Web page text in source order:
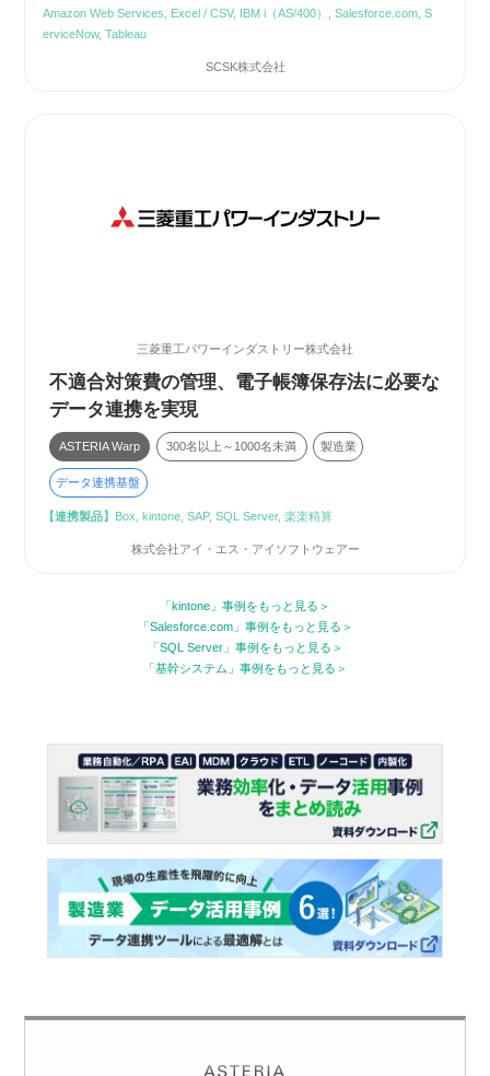
Amazon Web Services, Excel / CSV, IBM i（AS/400）, Salesforce.com, S
erviceNow, Tableau
SCSK株式会社
三菱重工パワーインダストリー株式会社
不適合対策費の管理、電子帳簿保存法に必要な
データ連携を実現
ASTERIA Warp 300名以上～1000名未満 製造業
データ連携基盤
【連携製品】 Box, kintone, SAP, SQL Server, 楽楽精算
株式会社アイ・エス・アイソフトウェアー
「kintone」事例をもっと見る
「Salesforce.com」事例をもっと見る
「SQL Server」事例をもっと見る
「基幹システム」事例をもっと見る